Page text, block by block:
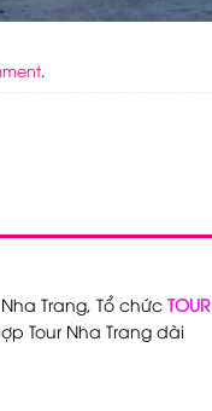
.
Trang, Tổ chức TOUR
Tour Nha Trang dài